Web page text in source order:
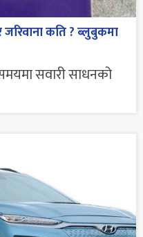
कति ? ब्लुबुकमा
सवारी साधनको